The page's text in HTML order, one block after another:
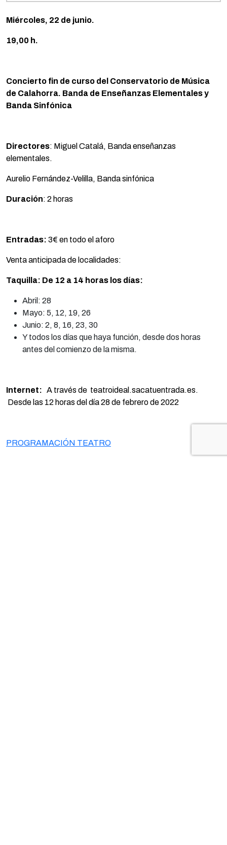
Miércoles, 22 de junio.
19,00 h.
Concierto fin de curso del Conservatorio de Música
de Calahorra. Banda de Enseñanzas Elementales y
Banda Sinfónica
Directores: Miguel Catalá, Banda enseñanzas
elementales.
Aurelio Fernández-Velilla, Banda sinfónica
Duración: 2 horas
Entradas: 3€ en todo el aforo
Venta anticipada de localidades:
Taquilla: De 12 a 14 horas los días:
Abril: 28
Mayo: 5, 12, 19, 26
Junio: 2, 8, 16, 23, 30
Y todos los días que haya función, desde dos horas
antes del comienzo de la misma.
Internet: A través de teatroideal.sacatuentrada.es.
Desde las 12 horas del día 28 de febrero de 2022
PROGRAMACIÓN TEATRO